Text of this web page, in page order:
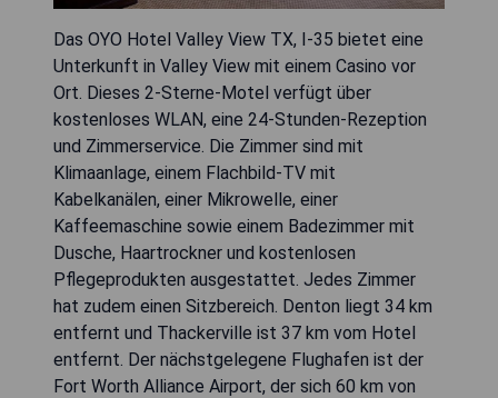
Das OYO Hotel Valley View TX, I-35 bietet eine
Unterkunft in Valley View mit einem Casino vor
Ort. Dieses 2-Sterne-Motel verfügt über
kostenloses WLAN, eine 24-Stunden-Rezeption
und Zimmerservice. Die Zimmer sind mit
Klimaanlage, einem Flachbild-TV mit
Kabelkanälen, einer Mikrowelle, einer
Kaffeemaschine sowie einem Badezimmer mit
Dusche, Haartrockner und kostenlosen
Pflegeprodukten ausgestattet. Jedes Zimmer
hat zudem einen Sitzbereich. Denton liegt 34 km
entfernt und Thackerville ist 37 km vom Hotel
entfernt. Der nächstgelegene Flughafen ist der
Fort Worth Alliance Airport, der sich 60 km von